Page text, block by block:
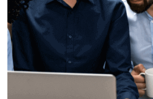
UI/UX Development